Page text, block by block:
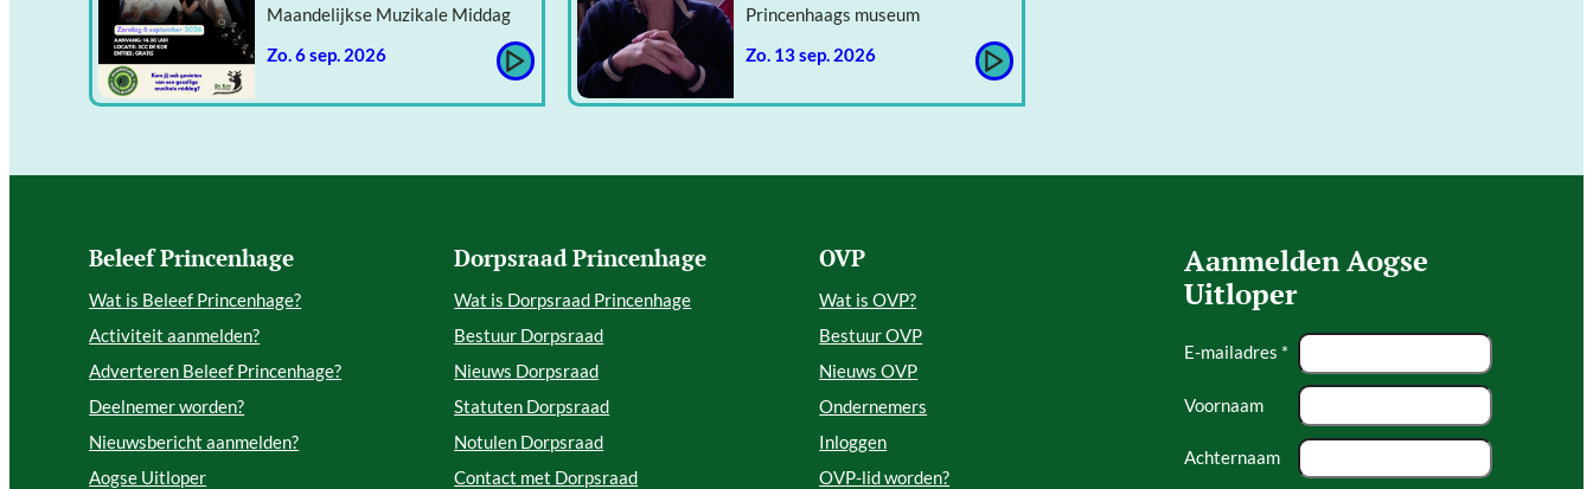
Maandelijkse Muzikale Middag
zo. 6 sep. 2026
Princenhaags museum
zo. 13 sep. 2026
Beleef Princenhage
Wat is Beleef Princenhage?
Activiteit aanmelden?
Adverteren Beleef Princenhage?
Deelnemer worden?
Nieuwsbericht aanmelden?
Aogse Uitloper
Dorpsraad Princenhage
Wat is Dorpsraad Princenhage
Bestuur Dorpsraad
Nieuws Dorpsraad
Statuten Dorpsraad
Notulen Dorpsraad
Contact met Dorpsraad
OVP
Wat is OVP?
Bestuur OVP
Nieuws OVP
Ondernemers
Inloggen
OVP-lid worden?
Aanmelden Aogse
Uitloper
E-mailadres *
Voornaam
Achternaam